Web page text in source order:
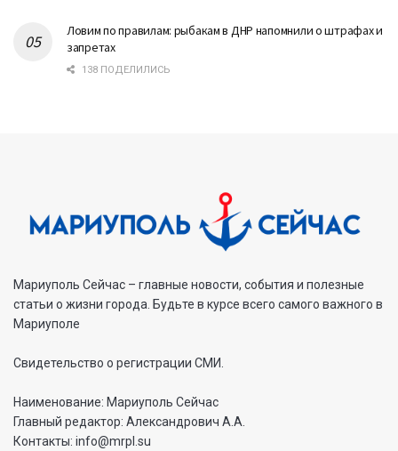
Ловим по правилам: рыбакам в ДНР напомнили о штрафах и
запретах
138 ПОДЕЛИЛИСЬ
Мариуполь Сейчас – главные новости, события и полезные
статьи о жизни города. Будьте в курсе всего самого важного в
Мариуполе
Свидетельство о регистрации СМИ.
Наименование: Мариуполь Сейчас
Главный редактор: Александрович А.А.
Контакты: info@mrpl.su